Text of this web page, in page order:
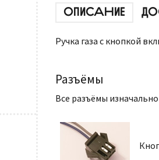
ОПИСАНИЕ
Ручка газа с кнопкой
Разъёмы
Все разъёмы